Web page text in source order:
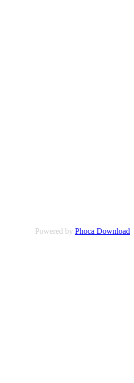
Powered by Phoca Download